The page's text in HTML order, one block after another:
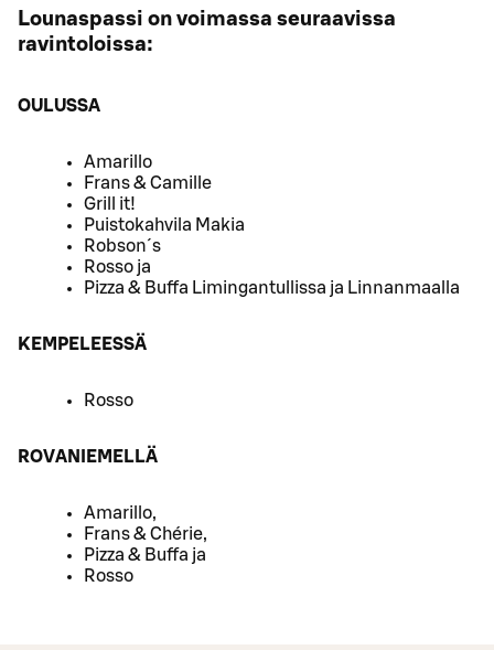
Lounaspassi on voimassa seuraavissa
ravintoloissa:
OULUSSA
Amarillo
Frans & Camille
Grill it!
Puistokahvila Makia
Robson´s
Rosso ja
Pizza & Buffa Limingantullissa ja Linnanmaalla
KEMPELEESSÄ
Rosso
ROVANIEMELLÄ
Amarillo,
Frans & Chérie,
Pizza & Buffa ja
Rosso